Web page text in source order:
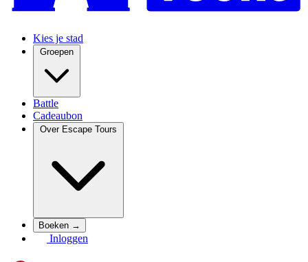
Kies je stad
Groepen
Battle
Cadeaubon
Over Escape Tours
Boeken →
Inloggen